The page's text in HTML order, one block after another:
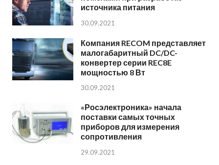
источника питания
30.09.2021
Компания RECOM представляет
малогабаритный DC/DC-
конвертер серии REC8E
мощностью 8 Вт
30.09.2021
«Росэлектроника» начала
поставки самых точных
приборов для измерения
сопротивления
29.09.2021